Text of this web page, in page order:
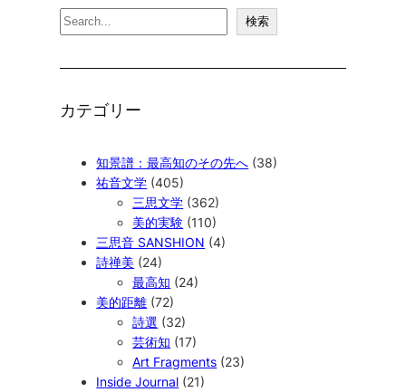
検
索
検索
カテゴリー
知景譜：最高知のその先へ (38)
祐音文学 (405)
三思文学 (362)
美的実験 (110)
三思音 SANSHION (4)
詩禅美 (24)
最高知 (24)
美的距離 (72)
詩選 (32)
芸術知 (17)
Art Fragments (23)
Inside Journal (21)